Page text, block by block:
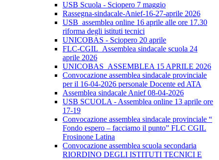
USB Scuola - Sciopero 7 maggio
Rassegna-sindacale-Anief-16-27-aprile 2026
USB_assemblea online 16 aprile alle ore 17.30
riforma degli istituti tecnici
UNICOBAS - Sciopero 20 aprile
FLC-CGIL_Assemblea sindacale scuola 24
aprile 2026
UNICOBAS_ASSEMBLEA 15 APRILE 2026
Convocazione assemblea sindacale provinciale
per il 16-04-2026 personale Docente ed ATA
Assemblea sindacale Anief 08-04-2026
USB SCUOLA - Assemblea online 13 aprile ore
17-19
Convocazione assemblea sindacale provinciale “
Fondo espero – facciamo il punto” FLC CGIL
Frosinone Latina
Convocazione assemblea scuola secondaria
RIORDINO DEGLI ISTITUTI TECNICI E